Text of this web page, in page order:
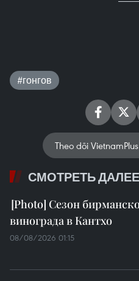
#гонгов
Theo dõi VietnamPlus
СМОТРЕТЬ ДАЛЕЕ
Сезон
винограда в Кантхо
08/08/2026 01:15